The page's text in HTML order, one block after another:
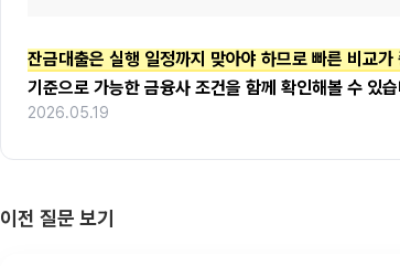
잔금대출은 실행 일정까지 맞아야 하므로 빠른 비교가
기준으로 가능한 금융사 조건을 함께 확인해볼 수 있
2026.05.19
이전 질문 보기